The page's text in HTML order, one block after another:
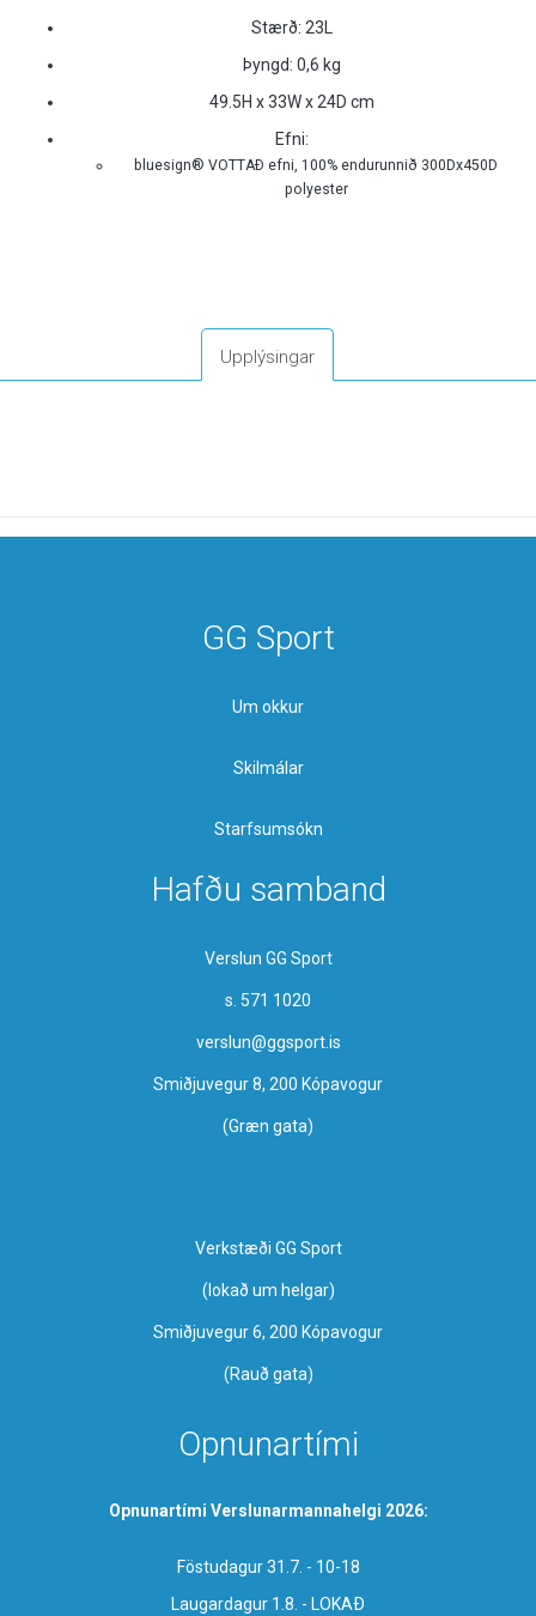
Stærð: 23L
Þyngd: 0,6 kg
49.5H x 33W x 24D cm
Efni:
bluesign® VOTTAÐ efni, 100% endurunnið 300Dx450D
polyester
Upplýsingar
GG Sport
Um okkur
Skilmálar
Starfsumsókn
Hafðu samband
Verslun GG Sport
s. 571 1020
verslun@ggsport.is
Smiðjuvegur 8, 200 Kópavogur
(Græn gata)
Verkstæði GG Sport
​(lokað um helgar)
Smiðjuvegur 6, 200 Kópavogur
(Rauð gata)
Opnunartími
Opnunartími Verslunarmannahelgi 2026:
Föstudagur 31.7. - 10-18
Laugardagur 1.8. - LOKAÐ